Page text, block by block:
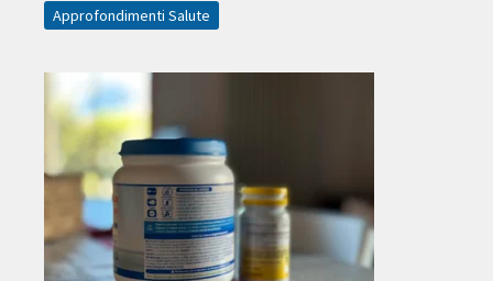
Approfondimenti Salute